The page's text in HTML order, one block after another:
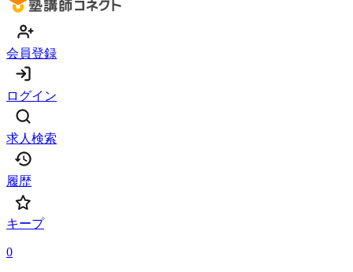
会員登録
ログイン
求人検索
履歴
キープ
0